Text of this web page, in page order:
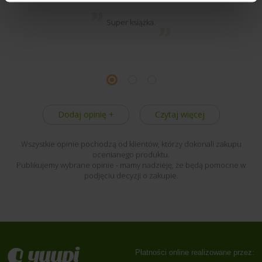
Super książka.
Dodaj opinię + Czytaj więcej
Wszystkie opinie pochodzą od klientów, którzy dokonali zakupu
ocenianego produktu.
Publikujemy wybrane opinie - mamy nadzieję, że będą pomocne w
podjęciu decyzji o zakupie.
Płatności online realizowane przez: